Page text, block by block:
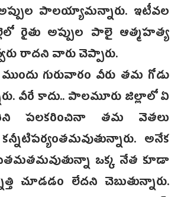
పాలయ్యామన్నారు. ఇటీవల
రైతు అప్పుల పాలై ఆత్మహత్య
రాదని వారు చెప్పారు.
గురువారం వీరు తమ గోడు
వీరే కాదు.. పాలమూరు జిల్లాలో ఏ
పలకరించినా తమ వెతలు
అనేక
ఒక్క నేత కూడా
చూడడం లేదని చెబుతున్నారు.